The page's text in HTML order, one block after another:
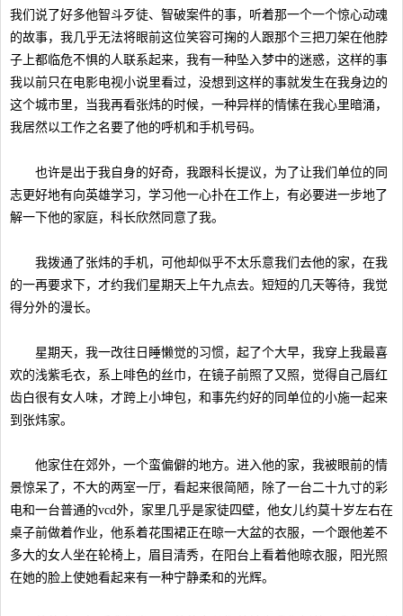
我们说了好多他智斗歹徒、智破案件的事，听着那一个一个惊心动魂
的故事，我几乎无法将眼前这位笑容可掬的人跟那个三把刀架在他脖
子上都临危不惧的人联系起来，我有一种坠入梦中的迷惑，这样的事
我以前只在电影电视小说里看过，没想到这样的事就发生在我身边的
这个城市里，当我再看张炜的时候，一种异样的情愫在我心里暗涌，
我居然以工作之名要了他的呼机和手机号码。
也许是出于我自身的好奇，我跟科长提议，为了让我们单位的同
志更好地有向英雄学习，学习他一心扑在工作上，有必要进一步地了
解一下他的家庭，科长欣然同意了我。
我拨通了张炜的手机，可他却似乎不太乐意我们去他的家，在我
的一再要求下，才约我们星期天上午九点去。短短的几天等待，我觉
得分外的漫长。
星期天，我一改往日睡懒觉的习惯，起了个大早，我穿上我最喜
欢的浅紫毛衣，系上啡色的丝巾，在镜子前照了又照，觉得自己唇红
齿白很有女人味，才跨上小坤包，和事先约好的同单位的小施一起来
到张炜家。
他家住在郊外，一个蛮偏僻的地方。进入他的家，我被眼前的情
景惊呆了，不大的两室一厅，看起来很简陋，除了一台二十九寸的彩
电和一台普通的vcd外，家里几乎是家徒四壁，他女儿约莫十岁左右在
桌子前做着作业，他系着花围裙正在晾一大盆的衣服，一个跟他差不
多大的女人坐在轮椅上，眉目清秀，在阳台上看着他晾衣服，阳光照
在她的脸上使她看起来有一种宁静柔和的光辉。